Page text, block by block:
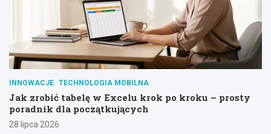
INNOWACJE TECHNOLOGIA MOBILNA
Jak zrobić tabelę w Excelu krok po kroku – prosty
poradnik dla początkujących
28 lipca 2026